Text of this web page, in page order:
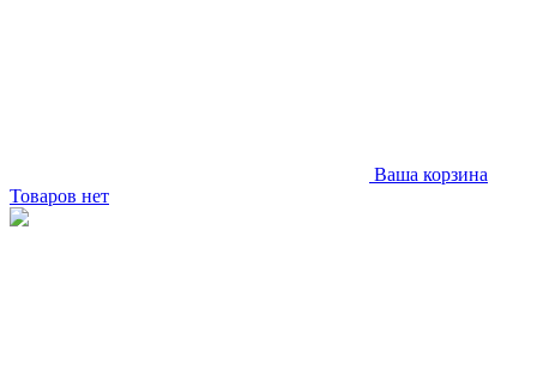
Ваша корзина
Товаров нет